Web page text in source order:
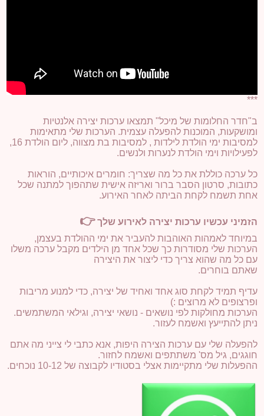
***
ב"חדר החלומות של מיכל" תמצאו ערכות יצירה אלנטיות
ומושקעות, המוכנות להפעלה עצמית. הערכות שלי מתאימות
למסיבות ימי הולדת לילדות , למסיבות בת מצווה, ליום הולדת 16,
לפעילויות וימי הולדת לנערות ולנשים.
כל ערכה כוללת את כל מה שצריך: חומרים איכותיים, הוראות
כתובות, סרטון הסבר ברור ואריזה אישית שתהפוך למתנה שכל
אחת תשמח לקחת הביתה לאחר האירוע.
הזמיני עכשיו ערכות יצירה לאירוע שלך👉
במיוחד לאמהות האוהבות להעביר את ימי ההולדת בעצמן,
הערכות שלי מסודרות כך שכל אחד מן הילדים מקבל ערכה משלו
עם כל מה שהוא צריך כדי ליצור את היצירה
שאתם בוחרים.
עדיף תמיד לקחת סוג אחד ואחיד של יצירה, כדי למנוע מריבות
ופרצופים לא מרוצים :)
הערכות מחולקות לפי נושאים - נושאי יצירה, וגילאי המשתמשים.
ניתן להתייעץ ואשמח לעזור.
להפעלה שלי עם ערכות הצירה היפות, אנא כתבי לי צייני מה אתם
חוגגים, גיל מס' משתתפים ואשמח לחזור.
ההפעלות שלי מתקיימות אצלי בסטודיו לקבוצה של 10-12 נוכחים.